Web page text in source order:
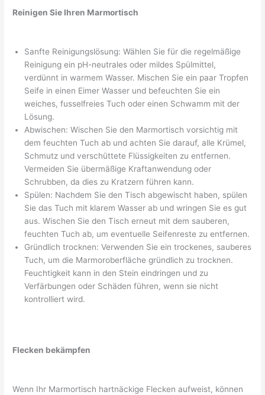
Reinigen Sie Ihren Marmortisch
Sanfte Reinigungslösung: Wählen Sie für die regelmäßige
Reinigung ein pH-neutrales oder mildes Spülmittel,
verdünnt in warmem Wasser. Mischen Sie ein paar Tropfen
Seife in einen Eimer Wasser und befeuchten Sie ein
weiches, fusselfreies Tuch oder einen Schwamm mit der
Lösung.
Abwischen: Wischen Sie den Marmortisch vorsichtig mit
dem feuchten Tuch ab und achten Sie darauf, alle Krümel,
Schmutz und verschüttete Flüssigkeiten zu entfernen.
Vermeiden Sie übermäßige Kraftanwendung oder
Schrubben, da dies zu Kratzern führen kann.
Spülen: Nachdem Sie den Tisch abgewischt haben, spülen
Sie das Tuch mit klarem Wasser ab und wringen Sie es gut
aus. Wischen Sie den Tisch erneut mit dem sauberen,
feuchten Tuch ab, um eventuelle Seifenreste zu entfernen.
Gründlich trocknen: Verwenden Sie ein trockenes, sauberes
Tuch, um die Marmoroberfläche gründlich zu trocknen.
Feuchtigkeit kann in den Stein eindringen und zu
Verfärbungen oder Schäden führen, wenn sie nicht
kontrolliert wird.
Flecken bekämpfen
Wenn Ihr Marmortisch hartnäckige Flecken aufweist, können